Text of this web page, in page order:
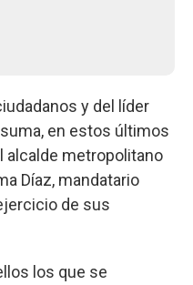
y del líder
en estos últimos
alcalde metropolitano
Díaz, mandatario
de sus
los que se